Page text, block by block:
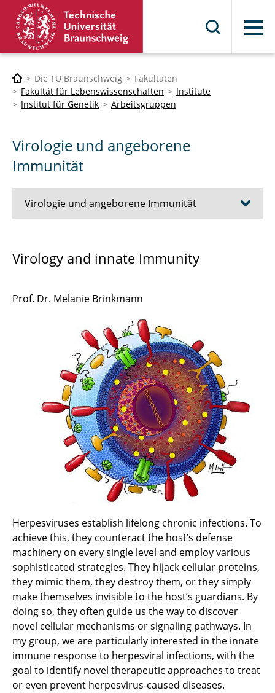
Menü
Die TU Braunschweig
Fakultäten
Fakultät für Lebenswissenschaften
Institute
Institut für Genetik
Arbeitsgruppen
Virologie und angeborene
Immunität
Virologie und angeborene Immunität
Team / Contact
Selected Publications
Public Outreach
Virology and innate Immunity
Prof. Dr. Melanie Brinkmann
Herpesviruses establish lifelong chronic infections. To
achieve this, they counteract the host’s defense
machinery on every single level and employ various
sophisticated strategies. They hijack cellular proteins,
they mimic them, they destroy them, or they simply
make themselves invisible to the host’s guardians. By
doing so, they often guide us the way to discover
novel cellular mechanisms or signaling pathways. In
my group, we are particularly interested in the innate
immune response to herpesviral infections, with the
goal to identify novel therapeutic approaches to treat
or even prevent herpesvirus-caused diseases.